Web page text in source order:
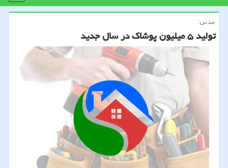
مدنی:
تولید ۵ میلیون پوشاك در سال جدید